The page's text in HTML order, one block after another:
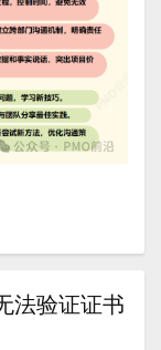
法验证证书